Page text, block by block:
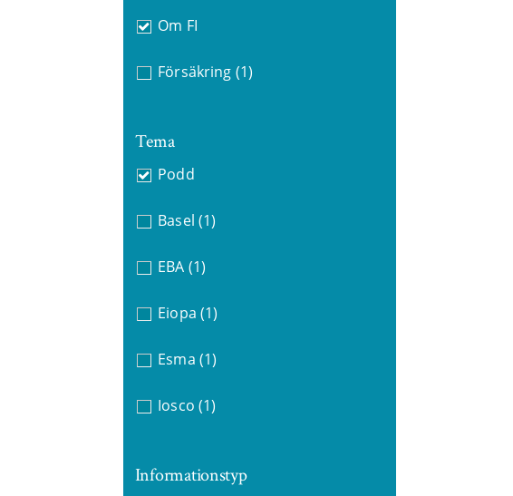
Om FI
Försäkring (1)
Tema
Podd
Basel (1)
EBA (1)
Eiopa (1)
Esma (1)
Iosco (1)
Informationstyp